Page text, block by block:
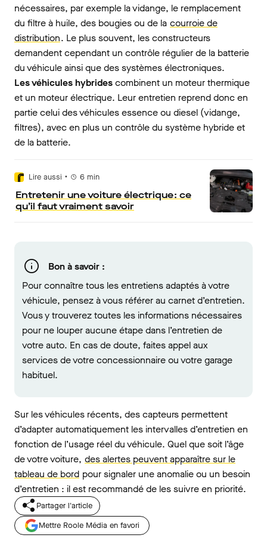
nécessaires, par exemple la vidange, le remplacement
du filtre à huile, des bougies ou de la courroie de
distribution. Le plus souvent, les constructeurs
demandent cependant un contrôle régulier de la batterie
du véhicule ainsi que des systèmes électroniques.
Les véhicules hybridescombinent un moteur thermique
et un moteur électrique. Leur entretien reprend donc en
partie celui des véhicules essence ou diesel (vidange,
filtres), avec en plus un contrôle du système hybride et
de la batterie.
Lire aussi • 6 min
Entretenir une voiture électrique : ce
qu’il faut vraiment savoir
Bon à savoir :
Pour connaître tous les entretiens adaptés à votre
véhicule, pensez à vous référer au carnet d’entretien.
Vous y trouverez toutes les informations nécessaires
pour ne louper aucune étape dans l’entretien de
votre auto. En cas de doute, faites appel aux
services de votre concessionnaire ou votre garage
habituel.
Sur les véhicules récents, des capteurs permettent
d’adapter automatiquement les intervalles d’entretien en
fonction de l’usage réel du véhicule. Quel que soit l’âge
de votre voiture, des alertes peuvent apparaître sur le
tableau de bord pour signaler une anomalie ou un besoin
d’entretien : il est recommandé de les suivre en priorité.
Partager l'article
Mettre Roole Média en favori